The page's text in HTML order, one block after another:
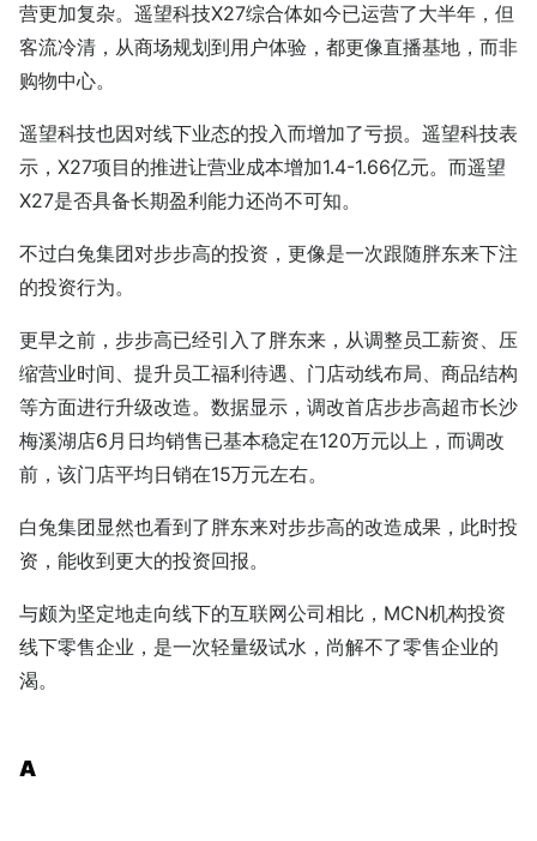
营更加复杂。遥望科技X27综合体如今已运营了大半年，但
客流冷清，从商场规划到用户体验，都更像直播基地，而非
购物中心。
遥望科技也因对线下业态的投入而增加了亏损。遥望科技表
示，X27项目的推进让营业成本增加1.4-1.66亿元。而遥望
X27是否具备长期盈利能力还尚不可知。
不过白兔集团对步步高的投资，更像是一次跟随胖东来下注
的投资行为。
更早之前，步步高已经引入了胖东来，从调整员工薪资、压
缩营业时间、提升员工福利待遇、门店动线布局、商品结构
等方面进行升级改造。数据显示，调改首店步步高超市长沙
梅溪湖店6月日均销售已基本稳定在120万元以上，而调改
前，该门店平均日销在15万元左右。
白兔集团显然也看到了胖东来对步步高的改造成果，此时投
资，能收到更大的投资回报。
与颇为坚定地走向线下的互联网公司相比，MCN机构投资
线下零售企业，是一次轻量级试水，尚解不了零售企业的
渴。
A